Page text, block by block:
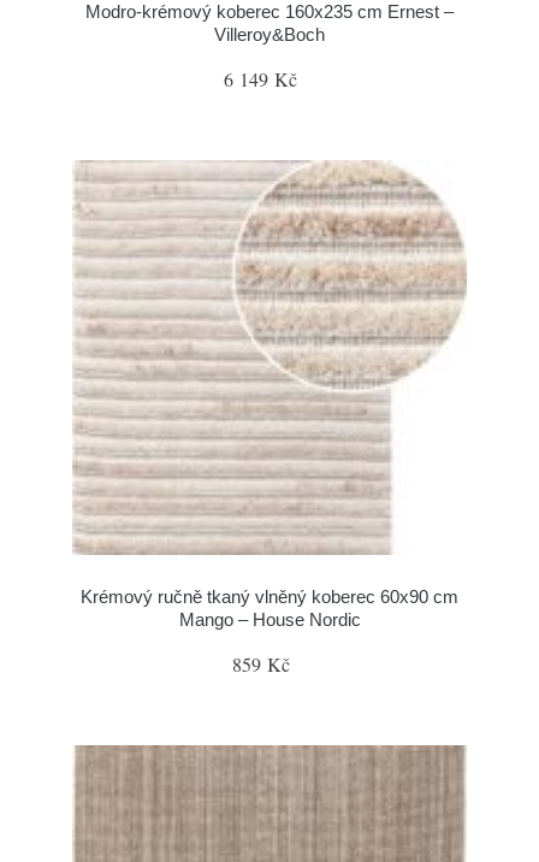
Modro-krémový koberec 160x235 cm Ernest –
Villeroy&Boch
6 149 Kč
Krémový ručně tkaný vlněný koberec 60x90 cm
Mango – House Nordic
859 Kč